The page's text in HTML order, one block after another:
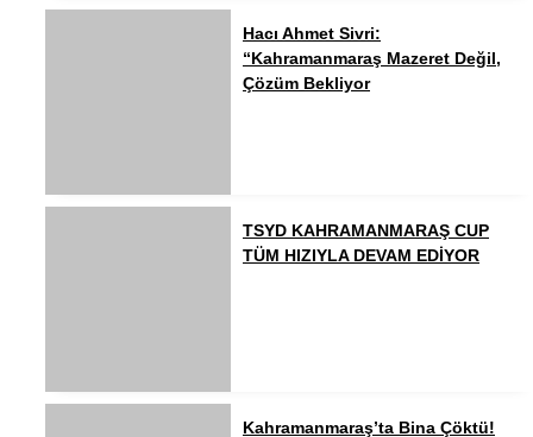
Hacı Ahmet Sivri:
“Kahramanmaraş Mazeret Değil,
Çözüm Bekliyor
TSYD KAHRAMANMARAŞ CUP
TÜM HIZIYLA DEVAM EDİYOR
Kahramanmaraş’ta Bina Çöktü!